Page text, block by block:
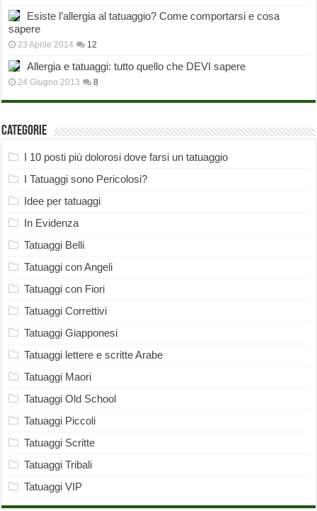
Esiste l’allergia al tatuaggio? Come comportarsi e cosa
sapere
23 Aprile 2014 12
Allergia e tatuaggi: tutto quello che DEVI sapere
24 Giugno 2013 8
Categorie
I 10 posti più dolorosi dove farsi un tatuaggio
I Tatuaggi sono Pericolosi?
Idee per tatuaggi
In Evidenza
Tatuaggi Belli
Tatuaggi con Angeli
Tatuaggi con Fiori
Tatuaggi Correttivi
Tatuaggi Giapponesi
Tatuaggi lettere e scritte Arabe
Tatuaggi Maori
Tatuaggi Old School
Tatuaggi Piccoli
Tatuaggi Scritte
Tatuaggi Tribali
Tatuaggi VIP